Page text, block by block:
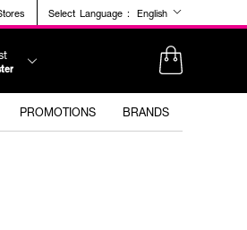
Select Language : English
PROMOTIONS BRANDS